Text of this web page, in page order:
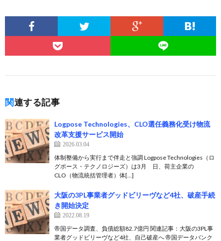
関連する記事
Logpose Technologies、CLO選任義務化受け物流
改革支援サービス開始
2026.03.04
体制整備から実行まで伴走と強調 Logpose Technologies（ロ
グポース・テクノロジーズ）は3月 日、荷主企業の
CLO（物流統括管理者）体[…]
大阪の3PL事業者グッドビリーヴなど4社、破産手続
き開始決定
2022.08.19
帝国データ調査、負債総額82.7億円 関連記事：大阪の3PL事
業者グッドビリーヴなど4社、自己破産へ 帝国データバンク